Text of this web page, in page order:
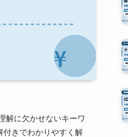
解に欠かせないキーワ
付きでわかりやすく解